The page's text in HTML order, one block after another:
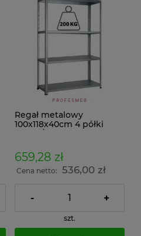
Regał metalowy
100x118x40cm 4 półki
200kg/p ocynkowany
dokumenty w archiwum i
do magazynu
659,28 zł
Cena netto: 536,00 zł
- +
szt.